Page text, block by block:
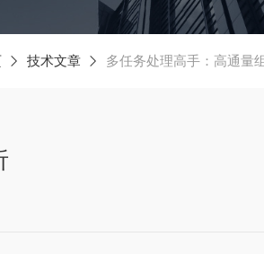
技术文章 多任务处理高手：高通量